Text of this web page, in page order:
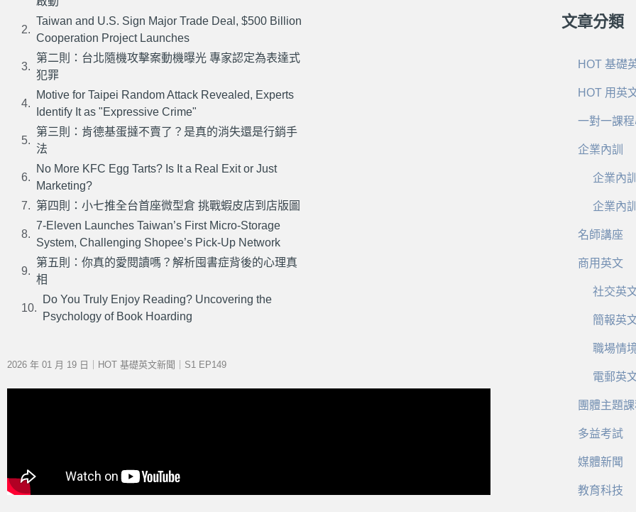
Taiwan and U.S. Sign Major Trade Deal, $500 Billion
Cooperation Project Launches
第二則：台北隨機攻擊案動機曝光 專家認定為表達式
犯罪
Motive for Taipei Random Attack Revealed, Experts
Identify It as "Expressive Crime"
第三則：肯德基蛋撻不賣了？是真的消失還是行銷手
法
No More KFC Egg Tarts? Is It a Real Exit or Just
Marketing?
第四則：小七推全台首座微型倉 挑戰蝦皮店到店版圖
7-Eleven Launches Taiwan’s First Micro-Storage
System, Challenging Shopee’s Pick-Up Network
第五則：你真的愛閱讀嗎？解析囤書症背後的心理真
相
Do You Truly Enjoy Reading? Uncovering the
Psychology of Book Hoarding
2026 年 01 月 19 日｜HOT 基礎英文新聞｜S1 EP149
文章分類
HOT 基礎
HOT 用英
一對一課
企業內訓
企業內
企業內
名師講座
商用英文
社交英
簡報英
職場情
電郵英
團體主題
多益考試
媒體新聞
教育科技